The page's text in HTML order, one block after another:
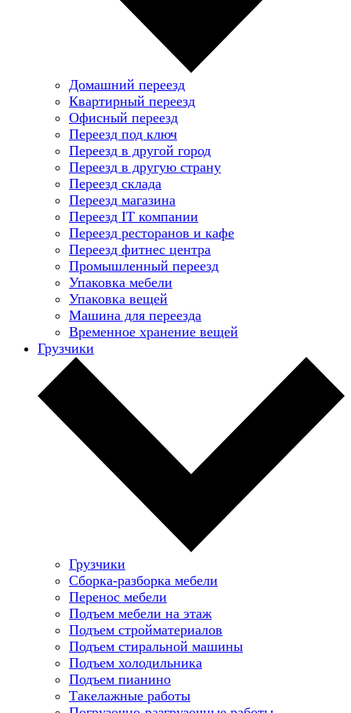
Домашний переезд
Квартирный переезд
Офисный переезд
Переезд под ключ
Переезд в другой город
Переезд в другую страну
Переезд склада
Переезд магазина
Переезд IT компании
Переезд ресторанов и кафе
Переезд фитнес центра
Промышленный переезд
Упаковка мебели
Упаковка вещей
Машина для переезда
Временное хранение вещей
Грузчики
Грузчики
Сборка-разборка мебели
Перенос мебели
Подъем мебели на этаж
Подъем стройматериалов
Подъем стиральной машины
Подъем холодильника
Подъем пианино
Такелажные работы